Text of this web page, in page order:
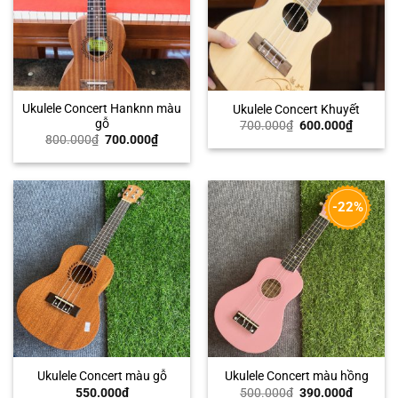
Ukulele Concert Hanknn màu
gỗ
800.000₫ Giá
là:
700.000₫Giá
hiện
tại
700.000₫.
Ukulele Concert Khuyết
700.000₫ Giá
là:
600.000₫Giá
hiện
tại
Ukulele Concert màu gỗ
550.000₫
-22%
Ukulele Concert màu hồng
500.000₫ Giá
390.000₫Giá